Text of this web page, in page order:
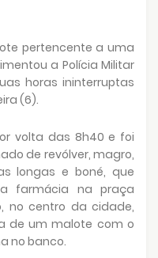
pertencente a uma
a Polícia Militar
horas ininterruptas
(6).
volta das 8h40 e foi
de revólver, magro,
longas e boné, que
farmácia na praça
no centro da cidade,
de um malote com o
no banco.